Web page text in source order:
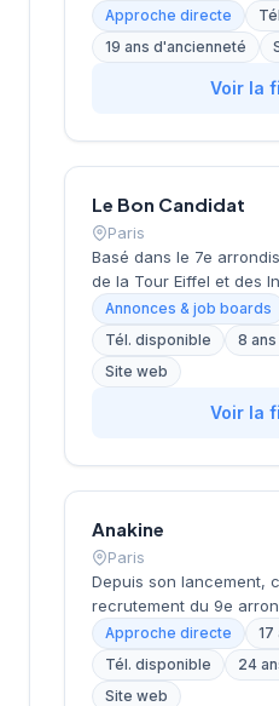
conseil en ressources
recrutement de cadres
coaching et
Monceau dans le 8e
Approche directe
19 ans d'ancienneté
Voir la
Le Bon Candidat
Paris
Basé dans le 7e
de la Tour Eiffel et des
recrutement bénéficie
prestigieuse au cœur de
rue de Bellechasse, il
entreprises dans leurs
approche
une excellente
prestations de conseil
Annonces & job boards
Tél. disponible
8
Site web
Voir la
Anakine
Paris
Depuis son lancement,
recrutement du 9e
accompagne les
recherches de talents,
centrée sur les métiers
Approche directe
17
Tél. disponible
24
Site web